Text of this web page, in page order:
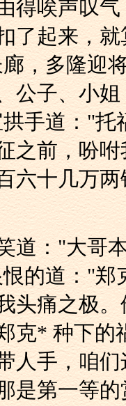
得唉声叹
了起来，
，多隆迎
公子、小
手道："托
之前，吩
六十几万
"大哥本
的道："郑
头痛之极
克* 种下的
人手，咱
是第一等